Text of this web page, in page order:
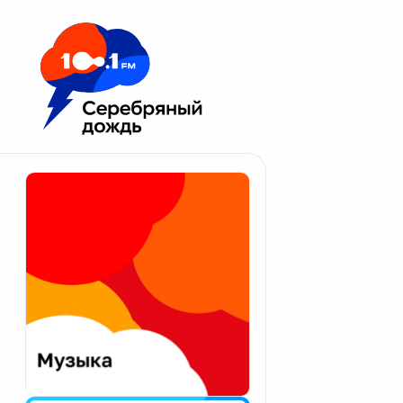
Москва 100.1 FM
Апатиты
Екатеринбург
Калининград
Калуга